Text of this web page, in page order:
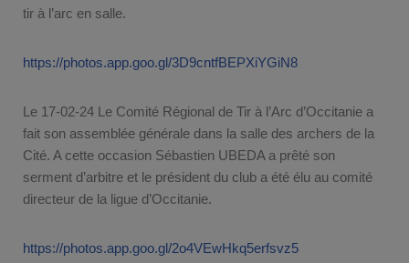
tir à l’arc en salle.
https://photos.app.goo.gl/3D9cntfBEPXiYGiN8
Le 17-02-24 Le Comité Régional de Tir à l’Arc d’Occitanie a
fait son assemblée générale dans la salle des archers de la
Cité. A cette occasion Sébastien UBEDA a prêté son
serment d’arbitre et le président du club a été élu au comité
directeur de la ligue d’Occitanie.
https://photos.app.goo.gl/2o4VEwHkq5erfsvz5